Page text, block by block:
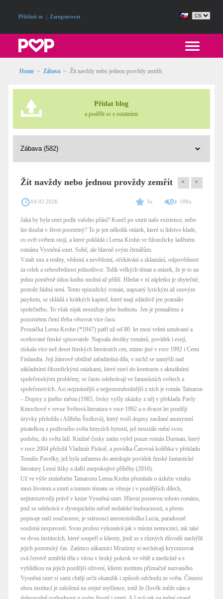
Přihlásit se Zaregistrovat
Home ~ Zábava ~ Žít navždy nebo jednou provždy zemřít
Přidat blog
a podělit se s ostatními
Žít navždy nebo jednou provždy zemřít < >
04.02.2026 3x 188x
Jaká by byla smrt podle vašeho přání? Končí po smrti naše existence, nebo
lze doufat v život posmrtný? To je jen několik otázek, které si lidstvo klade,
co svět světem stojí, a které pokládá i Leena Krohn ve filozoficky laděném
románu Vysněná smrt. Sobě, ale hlavně svým čtenářům.
Vztah snu a reality, vědomí a nevědomí, očekávání a zklamání, odpovědnost
za celek a sebestřednost jednotlivce. Tolik velkých témat a otázek, že je to na
jednu poměrně útlou knihu možná až příliš. Hledat v ní zápletku je zbytečné,
protože žádná není. Tento epizodický román, napsaný lyrickým až snovým
jazykem, se skládá z krátkých kapitol, které mají zdánlivě jen pramálo
společného. To však nijak nesnižuje jeho hodnotu. Jen je pomalému a
pozornému čtení třeba věnovat více času.
Prozaička Leena Krohn (*1947) patří už od 80. let mezi velmi uznávané a
oceňované finské spisovatele. Napsala desítky románů, povídek i esejí,
získala více než deset finských literárních cen, mimo jiné v roce 1992 i Cenu
Finlandia. Její žánrově obtížně zařaditelná díla, v nichž se zamýšlí nad
základními filozofickými otázkami, které staví do kontrastu s aktuálními
společenskými problémy, se často odehrávají ve fantaskních světech a
společenstvích. Asi nejznámější a nejpozoruhodnější z nich je román Tainaron
– Dopisy z jiného města (1985, česky vyšly ukázky z něj v překladu Pavly
Kmochové v revue Světová literatura v roce 1992 a o dvacet let později
úryvky přeložila i Alžběta Štollová), který tvoří dopisy zasílané anonymní
pisatelkou z podivného světa hmyzích bytostí, jež neustále mění svou
podobu, do světa lidí. Knižně česky zatím vyšel pouze román Durman, který
v roce 2004 přeložil Vladimír Piskoř, a povídka Čarovná kolébka v překladu
Tomáše Pavelky, jež byla zařazena do antologie povídek finské fantastické
literatury Lesní lišky a další znepokojivé příběhy (2016).
Už ve výše zmíněném Tainaronu Leena Krohn přemítala o úzkém vztahu
mezi životem a smrtí a tomuto tématu se věnuje i v pozdějších dílech,
nejintenzivněji právě v knize Vysněná smrt. Hlavní postavou tohoto románu,
jenž se odehrává v dystopickém městě nedaleké budoucnosti, a přesto
popisuje naši současnost, je stárnoucí anestezioložka Lucia, paradoxně
soužená nespavostí. Svou profesi vykonává jak v místní nemocnici, tak také
ve dvou institucích, které soupeří o klienty, jimž se z různých důvodů nachýlil
jejich pozemský čas. Zatímco zákazníci Mrazírny si nechávají kryonizovat
svá čerstvě zemřelá těla s vírou v brzký pokrok ve vědě a medicíně a s
vyhlídkou na jejich pozdější oživení, klienti institutu příznačně nazvaného
Vysněná smrt si sami chtějí určit okamžik i způsob odchodu ze světa. Činnost
obou institucí je založená na stejné myšlence, totiž že člověk může sám a